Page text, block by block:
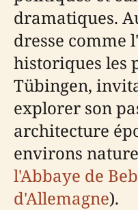
dramatiques.
dresse comme
historiques les
Tübingen,
explorer son
architecture
environs
l'Abbaye de
d'Allemagne).